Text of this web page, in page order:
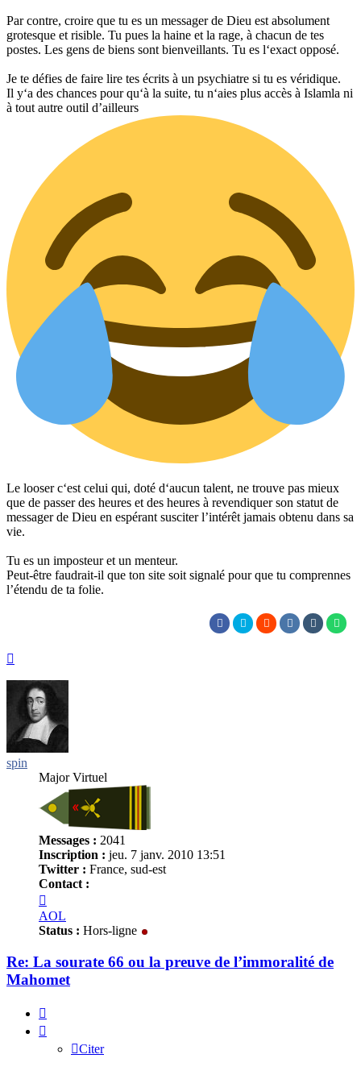
Par contre, croire que tu es un messager de Dieu est absolument
grotesque et risible. Tu pues la haine et la rage, à chacun de tes
postes. Les gens de biens sont bienveillants. Tu es l‘exact opposé.
Je te défies de faire lire tes écrits à un psychiatre si tu es véridique.
Il y‘a des chances pour qu‘à la suite, tu n‘aies plus accès à Islamla ni
à tout autre outil d’ailleurs
Le looser c‘est celui qui, doté d‘aucun talent, ne trouve pas mieux
que de passer des heures et des heures à revendiquer son statut de
messager de Dieu en espérant susciter l’intérêt jamais obtenu dans sa
vie.
Tu es un imposteur et un menteur.
Peut-être faudrait-il que ton site soit signalé pour que tu comprennes
l’étendu de ta folie.
spin
Major Virtuel
Messages : 2041
Inscription : jeu. 7 janv. 2010 13:51
Twitter : France, sud-est
Contact :
spin
AOL
Status : Hors-ligne
Re: La sourate 66 ou la preuve de l’immoralité de
Mahomet
Citer